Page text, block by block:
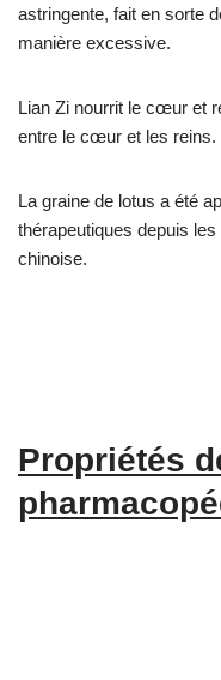
astringente, fait en sorte
manière excessive.
Lian Zi nourrit le cœur et
entre le cœur et les reins.
La graine de lotus a été
thérapeutiques depuis
chinoise.
Propriétés